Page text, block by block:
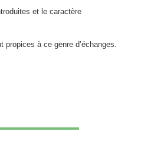
et le caractère
propices à ce genre d’échanges.